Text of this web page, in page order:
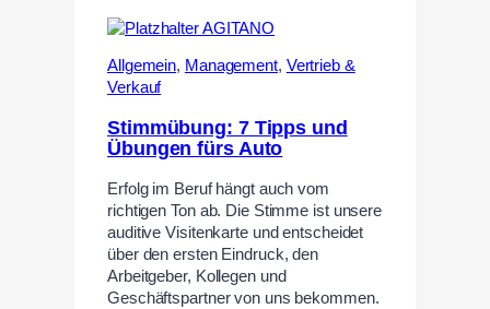
Allgemein, Management, Vertrieb &
Verkauf
Stimmübung: 7 Tipps und
Übungen fürs Auto
Erfolg im Beruf hängt auch vom
richtigen Ton ab. Die Stimme ist unsere
auditive Visitenkarte und entscheidet
über den ersten Eindruck, den
Arbeitgeber, Kollegen und
Geschäftspartner von uns bekommen.